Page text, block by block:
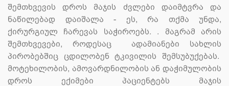
შემთხვევის დროს მაჯის ძვლები დაიმტვრა და
ნაწილებად დაიშალა - ეს, რა თქმა უნდა,
ქირურგიულ ჩარევას საჭიროებს. . მაგრამ არის
შემთხვევები, როდესაც ადამიანები სახლის
პირობებშიც ცდილობენ ტკივილის შემსუბუქებას.
მოტეხილობის, ამოვარდნილობის ან დაჭიმულობის
დროს ექიმები პაციენტებს მაჯის